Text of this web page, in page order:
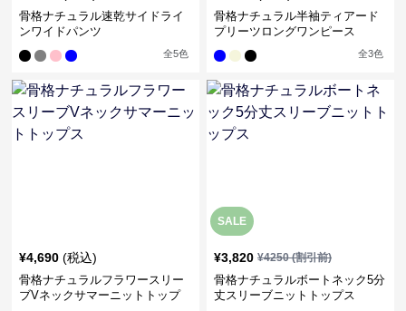
骨格ナチュラル速乾サイドライ
ンワイドパンツ
全5色
骨格ナチュラル半袖ティアード
プリーツロングワンピース
全3色
¥4,690 (税込)
骨格ナチュラルフラワースリー
ブVネックサマーニットトップ
SALE
¥3,820 ¥4250(割引前)
骨格ナチュラルボートネック5分
丈スリーブニットトップス